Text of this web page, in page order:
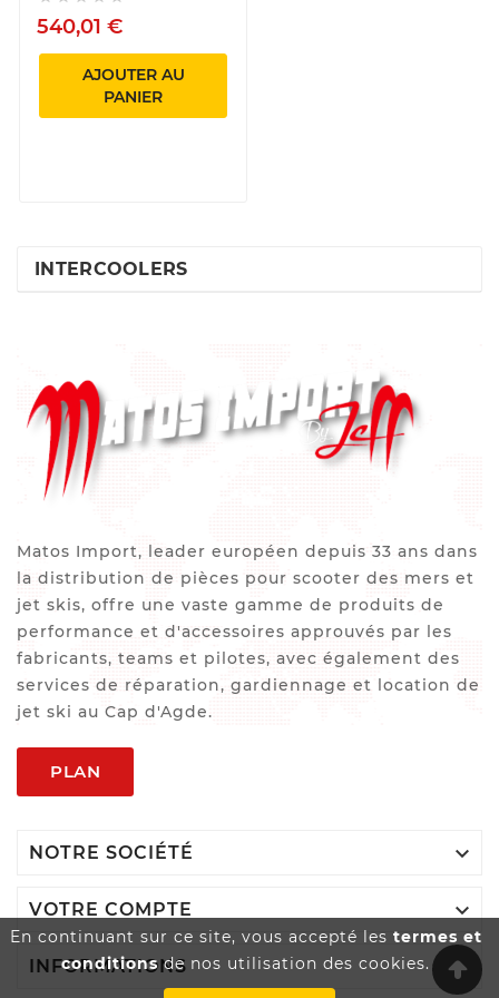
En continuant sur ce site, vous accepté les termes et
conditionsde nos utilisation des cookies.
540,01 €
AJOUTER AU
PANIER
INTERCOOLERS
Matos Import, leader européen depuis 33 ans dans
la distribution de pièces pour scooter des mers et
jet skis, offre une vaste gamme de produits de
performance et d'accessoires approuvés par les
fabricants, teams et pilotes, avec également des
services de réparation, gardiennage et location de
jet ski au Cap d'Agde.
PLAN
NOTRE SOCIÉTÉ 
VOTRE COMPTE 
INFORMATIONS 